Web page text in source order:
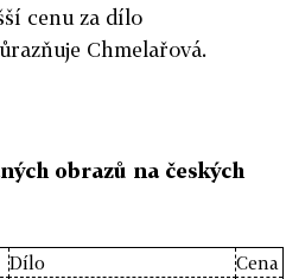
cenu za dílo
Chmelařová.
obrazů na českých
Dílo
Cena